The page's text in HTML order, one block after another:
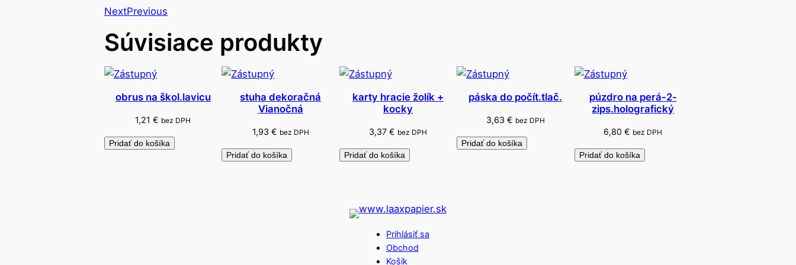
NextPrevious
Súvisiace produkty
obrus na škol.lavicu
1,21€ bez DPH
Pridať do košíka
stuha dekoračná
Vianočná
1,93 € bez DPH
Pridať do košíka
karty hracie žolík +
kocky
3,37 € bez DPH
Pridať do košíka
páska do počít.tlač.
3,63 € bez DPH
Pridať do košíka
púzdro na perá-2-
zips.holografický
6,80€ bez DPH
Pridať do košíka
Prihlásiť sa
Obchod
Košík